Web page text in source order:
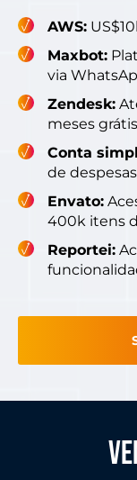
AWS:
Maxbot:
via
Zendesk:
meses
Conta
de
Envato:
400k itens
Reportei: